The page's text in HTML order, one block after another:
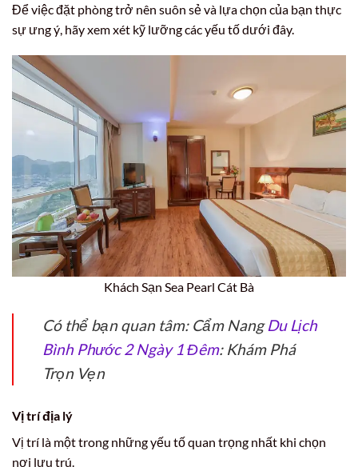
Để việc đặt phòng trở nên suôn sẻ và lựa chọn của bạn thực
sự ưng ý, hãy xem xét kỹ lưỡng các yếu tố dưới đây.
Khách Sạn Sea Pearl Cát Bà
Có thể bạn quan tâm: Cẩm NangDu Lịch
Bình Phước 2 Ngày 1 Đêm: Khám Phá
Trọn Vẹn
Vị trí địa lý
Vị trí là một trong những yếu tố quan trọng nhất khi chọn
nơi lưu trú.